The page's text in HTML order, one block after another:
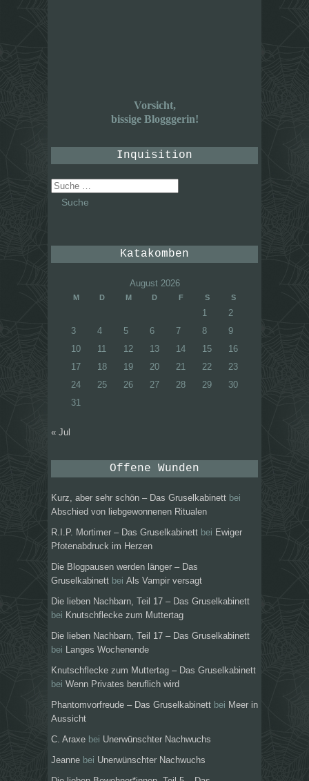
Vorsicht,
bissige Blogggerin!
Inquisition
Suche
nach:
Katakomben
August 2026
M D M D F S S
1
2
3
4 5 6 7 8
9
10
11 12 13 14 15
16
17
18 19 20 21 22
23
24
25 26 27 28 29
30
31
« Jul
Offene Wunden
Kurz, aber sehr schön – Das Gruselkabinett bei
Abschied von liebgewonnenen Ritualen
R.I.P. Mortimer – Das Gruselkabinett bei Ewiger
Pfotenabdruck im Herzen
Die Blogpausen werden länger – Das
Gruselkabinett bei Als Vampir versagt
Die lieben Nachbarn, Teil 17 – Das Gruselkabinett
bei Knutschflecke zum Muttertag
Die lieben Nachbarn, Teil 17 – Das Gruselkabinett
bei
Langes Wochenende
Knutschflecke zum Muttertag – Das Gruselkabinett
bei Wenn Privates beruflich wird
Phantomvorfreude – Das Gruselkabinett bei Meer in
Aussicht
C. Araxe bei Unerwünschter Nachwuchs
Jeanne bei Unerwünschter Nachwuchs